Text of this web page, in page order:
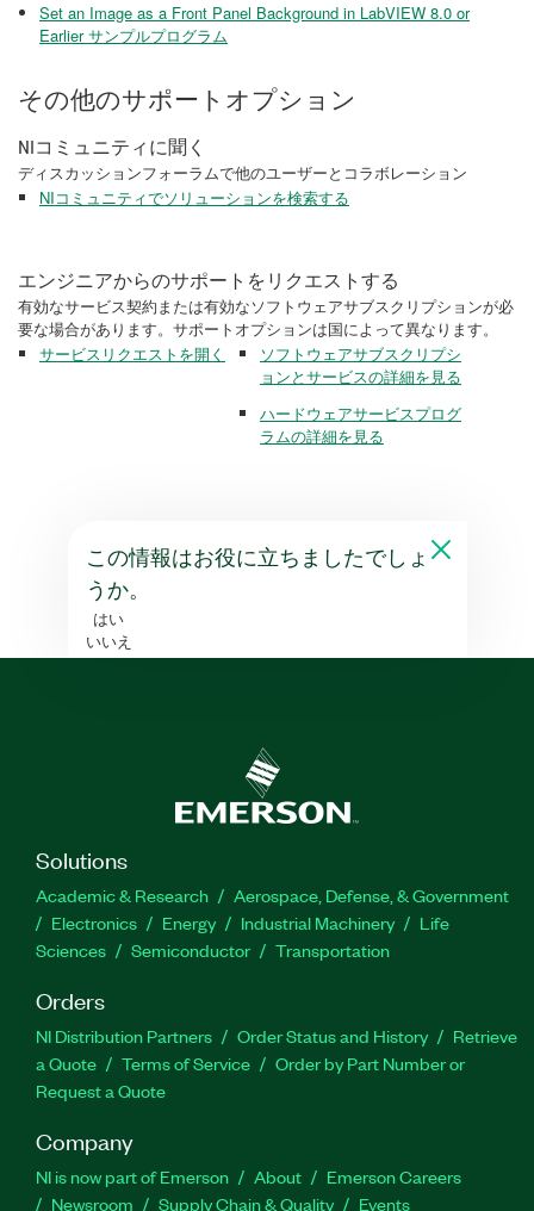
Set an Image as a Front Panel Background in LabVIEW 8.0 or
Earlier サンプルプログラム
その他のサポートオプション
NIコミュニティに聞く
ディスカッションフォーラムで他のユーザーとコラボレーション
NIコミュニティでソリューションを検索する
エンジニアからのサポートをリクエストする
有効なサービス契約または有効なソフトウェアサブスクリプションが必
要な場合があります。サポートオプションは国によって異なります。
サービスリクエストを開く
ソフトウェアサブスクリプシ
ョンとサービスの詳細を見る
ハードウェアサービスプログ
ラムの詳細を見る
この情報はお役に立ちましたでしょ
うか。
はい
いいえ
Solutions
Academic & Research
Aerospace, Defense, & Government
Electronics
Energy Industrial Machinery
Life
Sciences
Semiconductor Transportation
Orders
NI Distribution Partners Order Status and History
Retrieve
a Quote
Terms of Service
Order by Part Number or
Request a Quote
Company
NI is now part of Emerson About
Emerson Careers
Newsroom
Supply Chain & Quality Events